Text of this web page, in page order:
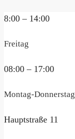
8:00 – 14:00
Freitag
08:00 – 17:00
Montag-Donnerstag
Hauptstraße 11